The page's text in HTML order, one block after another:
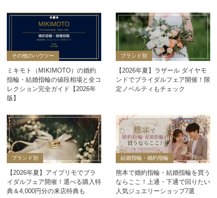
その他のハウツー
ミキモト（MIKIMOTO）の婚約
指輪・結婚指輪の値段相場と全コ
レクション完全ガイド【2026年
版】
ブランド別
【2026年夏】ラザール ダイヤモ
ンドでブライダルフェア開催！限
定ノベルティもチェック
ブランド別
【2026年夏】アイプリモでブラ
イダルフェア開催！選べる購入特
典＆4,000円分の来店特典も
結婚指輪・婚約指輪
熊本で婚約指輪・結婚指輪を買う
ならここ！上通・下通で回りたい
人気ジュエリーショップ7選